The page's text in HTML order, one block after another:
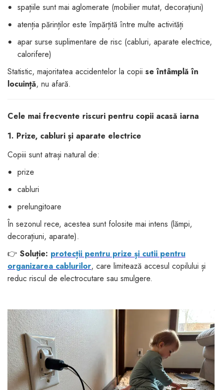
spațiile sunt mai aglomerate (mobilier mutat, decorațiuni)
atenția părinților este împărțită între multe activități
apar surse suplimentare de risc (cabluri, aparate electrice,
calorifere)
Statistic, majoritatea accidentelor la copii se întâmplă în
locuință, nu afară.
Cele mai frecvente riscuri pentru copii acasă iarna
1. Prize, cabluri și aparate electrice
Copiii sunt atrași natural de:
prize
cabluri
prelungitoare
În sezonul rece, acestea sunt folosite mai intens (lămpi,
decorațiuni, aparate).
👉 Soluție: protecții pentru prize și cutii pentru
organizarea cablurilor, care limitează accesul copilului și
reduc riscul de electrocutare sau smulgere.